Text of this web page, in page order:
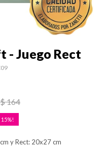
- Juego Rect
$164
15
y Rect: 20x27 cm